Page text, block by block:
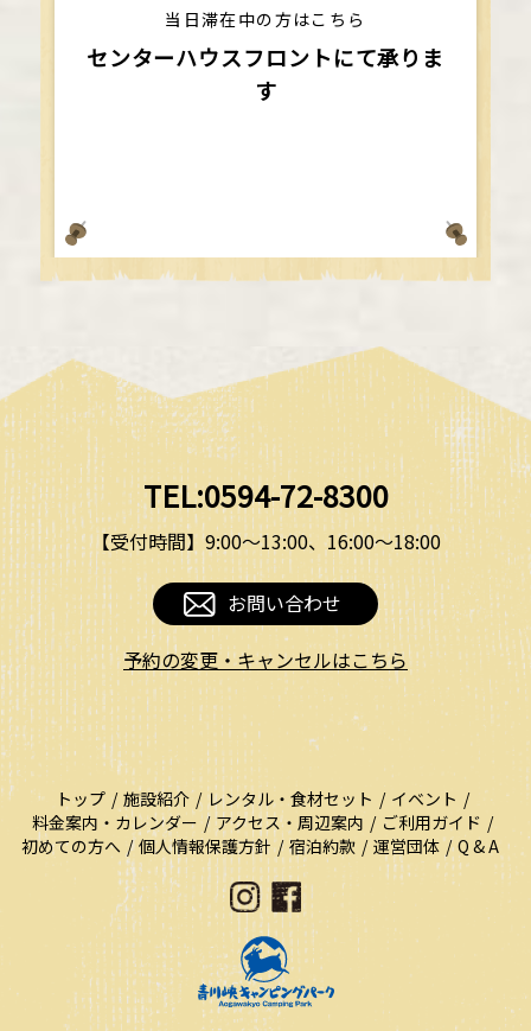
当日滞在中の方はこちら
センターハウスフロントにて承りま
す
TEL:0594-72-8300
【受付時間】9:00〜13:00、16:00〜18:00
お問い合わせ
予約の変更・キャンセルはこちら
トップ 施設紹介 レンタル・食材セット
イベント
料金案内・カレンダー
アクセス・周辺案内
ご利用ガイド
初めての方へ
個人情報保護方針 宿泊約款 運営団体 Q & A